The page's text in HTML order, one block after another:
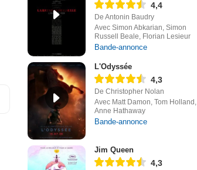
4,4
De Antonin Baudry
Avec Simon Abkarian, Simon
Russell Beale, Florian Lesieur
Bande-annonce
L'Odyssée
4,3
De Christopher Nolan
Avec Matt Damon, Tom Holland,
Anne Hathaway
Bande-annonce
Jim Queen
4,3